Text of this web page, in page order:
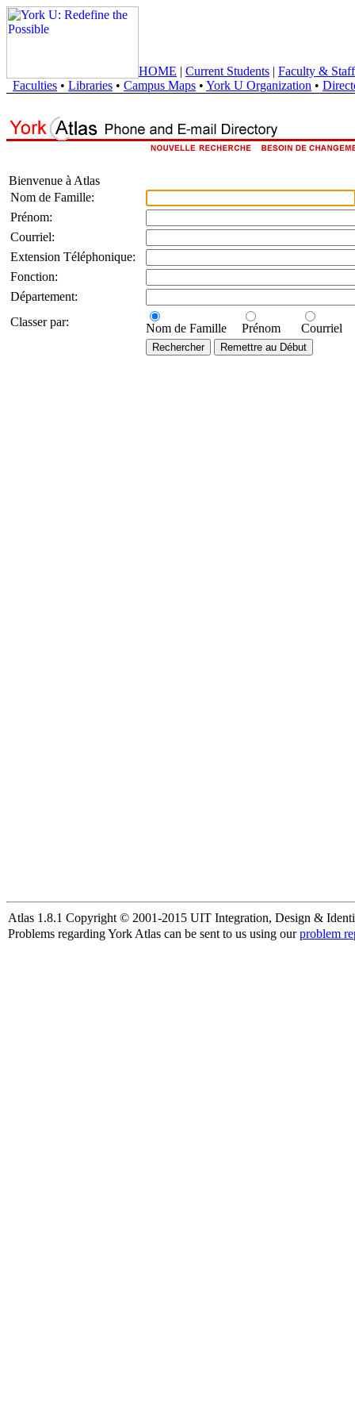
HOME | Current Students | Faculty & Staff
Faculties • Libraries • Campus Maps • York U Organization •
Bienvenue à Atlas
Nom de Famille:
Prénom:
Courriel:
Extension Téléphonique:
Fonction:
Département:
Classer par:
Nom de Famille Prénom Courriel
Atlas 1.8.1 Copyright © 2001-2015 UIT Integration, Design &
Problems regarding York Atlas can be sent to us using ourproblem